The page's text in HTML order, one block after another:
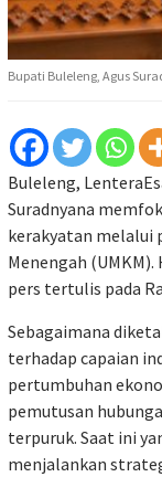
Bupati Buleleng, Agus
Buleleng,
Suradnyana
kerakyatan melalui
Menengah
pers tertulis pada
Sebagaimana
terhadap capaian
pertumbuhan
pemutusan
terpuruk. Saat ini
menjalankan